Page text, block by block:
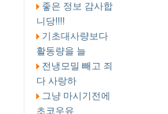
좋은 정보 감사합
니당!!!!
기초대사량보다
활동량을 늘
전냉모밀 빼고 죄
다 사랑하
그냥 마시기전에
초코우유